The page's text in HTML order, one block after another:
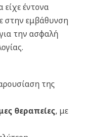
έντονα
στην εμβάθυνση
την ασφαλή
της
θεραπείες, με